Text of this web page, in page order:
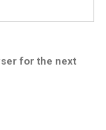
for the next